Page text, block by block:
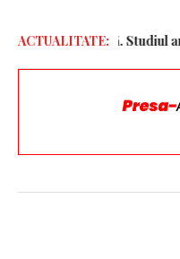
ACTUALITATE:
Artificială. Studiul